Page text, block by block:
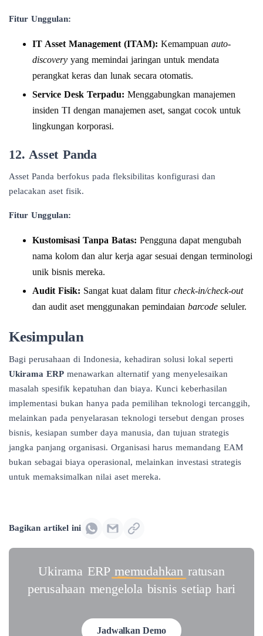
Fitur Unggulan:
IT Asset Management (ITAM): Kemampuan auto-
discovery yang memindai jaringan untuk mendata
perangkat keras dan lunak secara otomatis.
Service Desk Terpadu: Menggabungkan manajemen
insiden TI dengan manajemen aset, sangat cocok untuk
lingkungan korporasi.
12. Asset Panda
Asset Panda berfokus pada fleksibilitas konfigurasi dan
pelacakan aset fisik.
Fitur Unggulan:
Kustomisasi Tanpa Batas: Pengguna dapat mengubah
nama kolom dan alur kerja agar sesuai dengan terminologi
unik bisnis mereka.
Audit Fisik: Sangat kuat dalam fitur check-in/check-out
dan audit aset menggunakan pemindaian barcode seluler.
Kesimpulan
Bagi perusahaan di Indonesia, kehadiran solusi lokal seperti
Ukirama ERP menawarkan alternatif yang menyelesaikan
masalah spesifik kepatuhan dan biaya. Kunci keberhasilan
implementasi bukan hanya pada pemilihan teknologi tercanggih,
melainkan pada penyelarasan teknologi tersebut dengan proses
bisnis, kesiapan sumber daya manusia, dan tujuan strategis
jangka panjang organisasi. Organisasi harus memandang EAM
bukan sebagai biaya operasional, melainkan investasi strategis
untuk memaksimalkan nilai aset mereka.
Bagikan artikel ini
Ukirama ERP memudahkan ratusan
perusahaan mengelola bisnis setiap hari
Jadwalkan Demo